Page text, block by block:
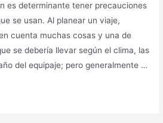
es determinante tener precauciones
se usan. Al planear un viaje,
cuenta muchas cosas y una de
se debería llevar según el clima, las
del equipaje; pero generalmente …